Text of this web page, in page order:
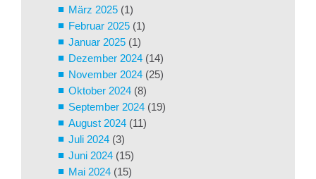
März 2025 (1)
Februar 2025 (1)
Januar 2025 (1)
Dezember 2024 (14)
November 2024 (25)
Oktober 2024 (8)
September 2024 (19)
August 2024 (11)
Juli 2024 (3)
Juni 2024 (15)
Mai 2024 (15)